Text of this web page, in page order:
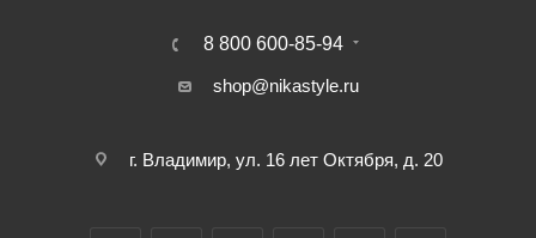
8 800 600-85-94
shop@nikastyle.ru
г. Владимир, ул. 16 лет Октября, д. 20